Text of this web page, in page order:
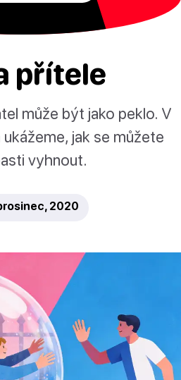
přítele
může být jako peklo. V
jak se můžete
vyhnout.
2020